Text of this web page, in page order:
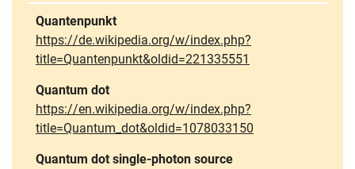
Quantenpunkt
https://de.wikipedia.org/w/index.php?
title=Quantenpunkt&oldid=221335551
Quantum dot
https://en.wikipedia.org/w/index.php?
title=Quantum_dot&oldid=1078033150
Quantum dot single-photon source